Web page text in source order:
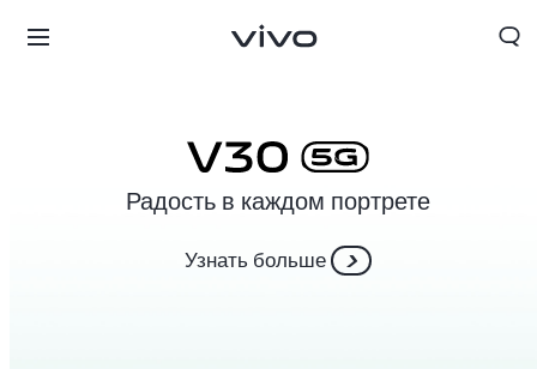
Радость в каждом портрете
Узнать больше